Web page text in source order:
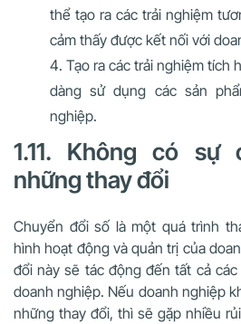
thể tạo ra các trải nghiệm
cảm thấy được kết nối với
Tạo ra các trải nghiệm tích
dàng sử dụng các sản
nghiệp.
1.11. Không có sự
những thay đổi
Chuyển đổi số là một quá trình
hình hoạt động và quản trị của
đổi này sẽ tác động đến tất cả
doanh nghiệp. Nếu doanh nghiệp
những thay đổi, thì sẽ gặp nhiều